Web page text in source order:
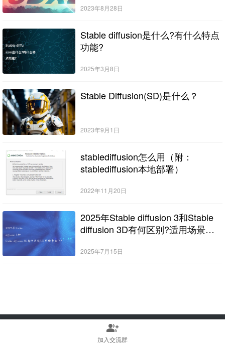
2023年8月28日
Stable diffusion是什么?有什么特点
功能?
2025年3月8日
Stable Diffusion(SD)是什么？
2023年9月1日
stablediffusion怎么用（附：
stablediffusion本地部署）
2022年11月20日
2025年Stable diffusion 3和Stable
diffusion 3D有何区别?适用场景如
2025年7月15日
Copyright © 2022-2025 Stable Diffusion中文网 版权所有
group_add
加入交流群